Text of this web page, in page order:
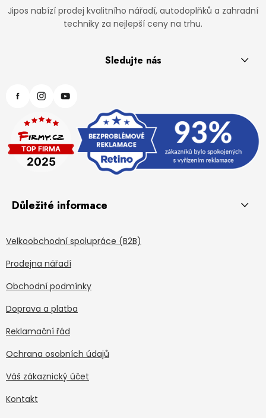
Jipos nabízí prodej kvalitního nářadí, autodoplňků a zahradní
techniky za nejlepší ceny na trhu.
Sledujte nás
Důležité informace
Velkoobchodní spolupráce (B2B)
Prodejna nářadí
Obchodní podmínky
Doprava a platba
Reklamační řád
Ochrana osobních údajů
Váš zákaznický účet
Kontakt